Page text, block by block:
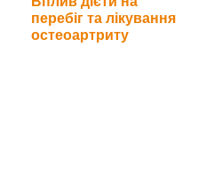
перебіг та лікування
остеоартриту